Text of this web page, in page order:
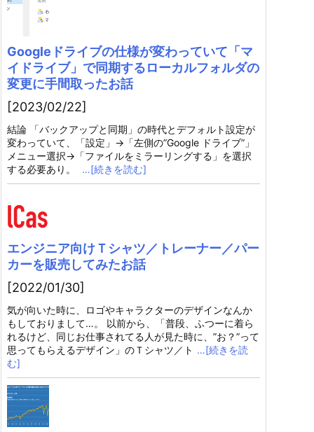
Googleドライブの仕様が変わっていて「マ
イドライブ」で同期するローカルフォルダの
変更に手間取ったお話
[2023/02/22]
結論 「バックアップと同期」の時代とデフォルト設定が
変わっていて、「設定」→「左側の”Google ドライブ”」
メニュー選択→「ファイルをミラーリングする」を選択
する必要あり。
…[続きを読む]
エンジニア向けＴシャツ／トレーナー／パー
カーを販売してみたお話
[2022/01/30]
気が向いた時に、ロゴやキャラクターのデザインなんか
もしておりまして…。 以前から、「普段、ふつーに着ら
れるけど、同じお仕事されてる人が見た時に、”お？”って
思ってもらえるデザイン」のＴシャツ／ト …[続きを読
む]